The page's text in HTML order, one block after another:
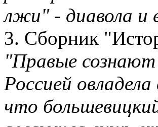
лжи" - диавола и
3. Сборник
"Правые
Россией
что